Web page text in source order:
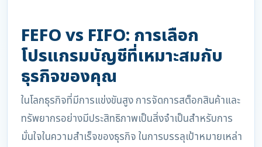
FEFO vs FIFO: การเลือก
โปรแกรมบัญชีที่เหมาะสมกับ
ธุรกิจของคุณ
ในโลกธุรกิจที่มีการแข่งขันสูง การจัดการสต็อกสินค้าและ
ทรัพยากรอย่างมีประสิทธิภาพเป็นสิ่งจำเป็นสำหรับการ
มั่นใจในความสำเร็จของธุรกิจ ในการบรรลุเป้าหมายเหล่า